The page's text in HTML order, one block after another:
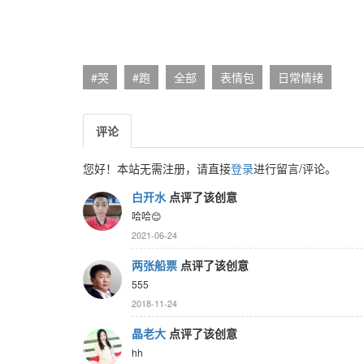
#哭 #跑 全部 表情包 日常情绪
评论
您好！本站无需注册，请直接登录进行留言/评论。
白开水点评了该创意
哈哈😊
2021-06-24
两张船票 点评了该创意
555
2018-11-24
晶老大 点评了该创意
hh